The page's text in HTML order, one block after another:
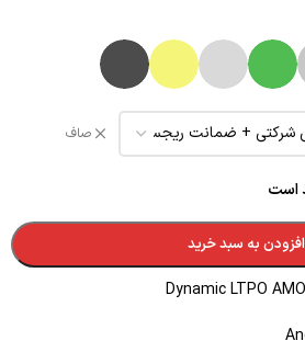
صاف
افزودن به سبد خرید